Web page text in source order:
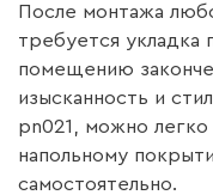
После монтажа
требуется укладка
помещению
изысканность и
pn021, можно
напольному
самостоятельно.